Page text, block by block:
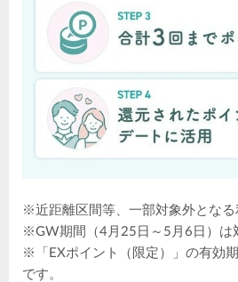
※近距離区間等、一部対象外となる
※GW期間（4月25日～5月6日）は
※「EXポイント（限定）」の有効
です。